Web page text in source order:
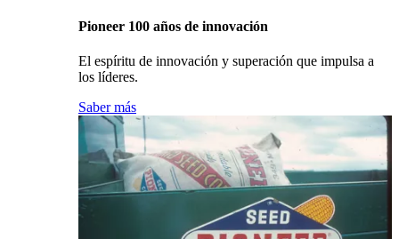
Pioneer 100 años de innovación
El espíritu de innovación y superación que impulsa a
los líderes.
Saber más